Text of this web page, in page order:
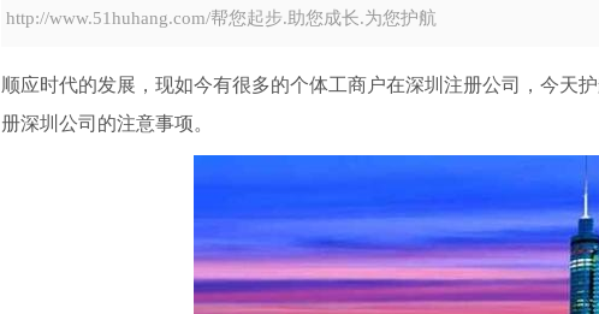
http://www.51huhang.com/帮您起步.助您成长.为您护航
顺应时代的发展，现如今有很多的个体工商户在深圳注册公司，今天
册深圳公司的注意事项。